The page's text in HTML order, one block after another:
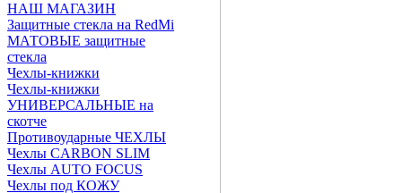
НАШ МАГАЗИН
Защитные стекла на RedMi
МАТОВЫЕ защитные
стекла
Чехлы-книжки
Чехлы-книжки
УНИВЕРСАЛЬНЫЕ на
скотче
Противоударные ЧЕХЛЫ
Чехлы CARBON SLIM
Чехлы AUTO FOCUS
Чехлы под КОЖУ